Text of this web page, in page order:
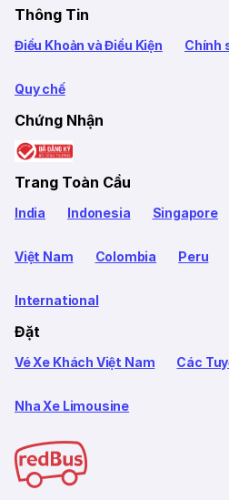
Thông Tin
Điều Khoản và Điều Kiện Chính
Quy chế
Chứng Nhận
Trang Toàn Cầu
India Indonesia Singapore
Việt Nam Colombia Peru
International
Đặt
Vé Xe Khách Việt Nam Các
Nha Xe Limousine